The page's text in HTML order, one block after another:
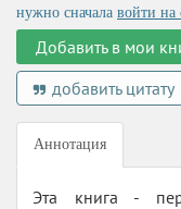
нужно сначала войти на
Добавить в мои
добавить цитату
Аннотация
Эта книга -